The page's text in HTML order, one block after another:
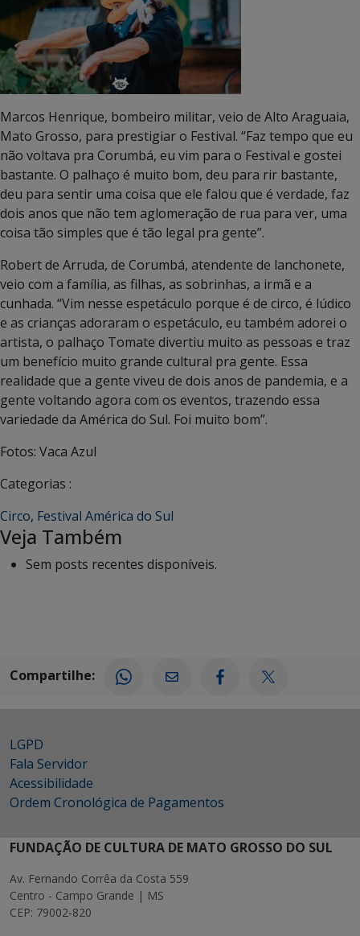
Marcos Henrique, bombeiro militar, veio de Alto Araguaia,
Mato Grosso, para prestigiar o Festival. “Faz tempo que eu
não voltava pra Corumbá, eu vim para o Festival e gostei
bastante. O palhaço é muito bom, deu para rir bastante,
deu para sentir uma coisa que ele falou que é verdade, faz
dois anos que não tem aglomeração de rua para ver, uma
coisa tão simples que é tão legal pra gente”.
Robert de Arruda, de Corumbá, atendente de lanchonete,
veio com a família, as filhas, as sobrinhas, a irmã e a
cunhada. “Vim nesse espetáculo porque é de circo, é lúdico
e as crianças adoraram o espetáculo, eu também adorei o
artista, o palhaço Tomate divertiu muito as pessoas e traz
um benefício muito grande cultural pra gente. Essa
realidade que a gente viveu de dois anos de pandemia, e a
gente voltando agora com os eventos, trazendo essa
variedade da América do Sul. Foi muito bom”.
Fotos: Vaca Azul
Categorias :
Circo, Festival América do Sul
Veja Também
Sem posts recentes disponíveis.
Compartilhe:
LGPD
Fala Servidor
Acessibilidade
Ordem Cronológica de Pagamentos
FUNDAÇÃO DE CULTURA DE MATO GROSSO DO SUL
Av. Fernando Corrêa da Costa 559
Centro - Campo Grande | MS
CEP: 79002-820